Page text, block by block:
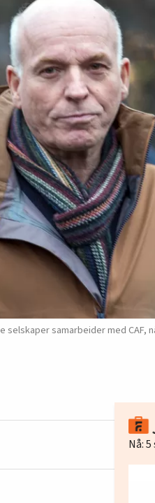
samarbeider med
Nå:5